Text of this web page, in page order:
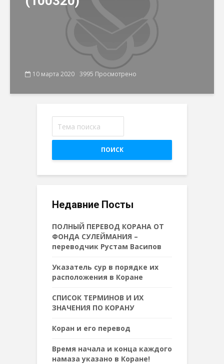
10 марта 2020 3995 Просмотрено
ПОИСК
Недавние Посты
ПОЛНЫЙ ПЕРЕВОД КОРАНА ОТ
ФОНДА СУЛЕЙМАНИЯ –
переводчик Рустам Васипов
Указатель сур в порядке их
расположения в Коране
СПИСОК ТЕРМИНОВ И ИХ
ЗНАЧЕНИЯ ПО КОРАНУ
Коран и его перевод
Время начала и конца каждого
намаза указано в Коране!